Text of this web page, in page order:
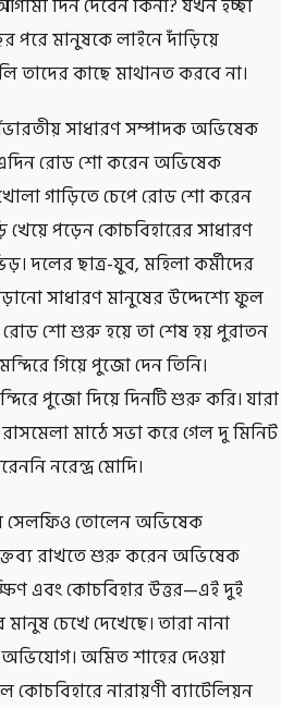
দিন দেবেন কিনা? যখন ইচ্ছা
পরে মানুষকে লাইনে দাঁড়িয়ে
তাদের কাছে মাথানত করবে না।
সাধারণ সম্পাদক অভিষেক
এদিন রোড শো করেন অভিষেক
গাড়িতে চেপে রোড শো করেন
খেয়ে পড়েন কোচবিহারের সাধারণ
দলের ছাত্র-যুব, মহিলা কর্মীদের
সাধারণ মানুষের উদ্দেশ্যে ফুল
রোড শো শুরু হয়ে তা শেষ হয় পুরাতন
গিয়ে পুজো দেন তিনি।
পুজো দিয়ে দিনটি শুরু করি। যারা
মাঠে সভা করে গেল দু মিনিট
নরেন্দ্র মোদি।
সেলফিও তোলেন অভিষেক
রাখতে শুরু করেন অভিষেক
এবং কোচবিহার উত্তর—এই দুই
চেখে দেখেছে। তারা নানা
অভিযোগ। অমিত শাহের দেওয়া
কোচবিহারে নারায়ণী ব্যাটেলিয়ন